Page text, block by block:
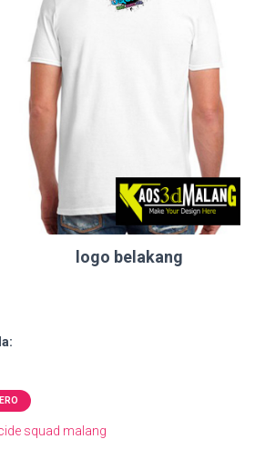
logo belakang
squad malang